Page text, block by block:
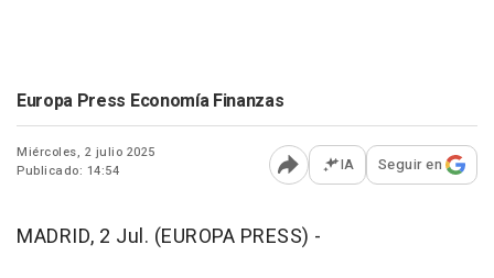
Europa Press Economía Finanzas
Miércoles, 2 julio 2025
Publicado: 14:54
Abrir opciones para
IA Seguir en
MADRID, 2 Jul. (EUROPA PRESS) -